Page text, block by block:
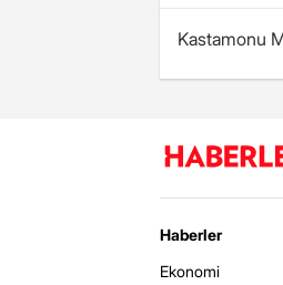
Kastamonu
Haberler
Ekonomi